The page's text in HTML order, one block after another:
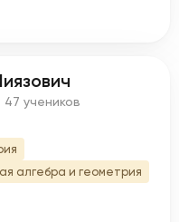
учеников
алгебра и геометрия